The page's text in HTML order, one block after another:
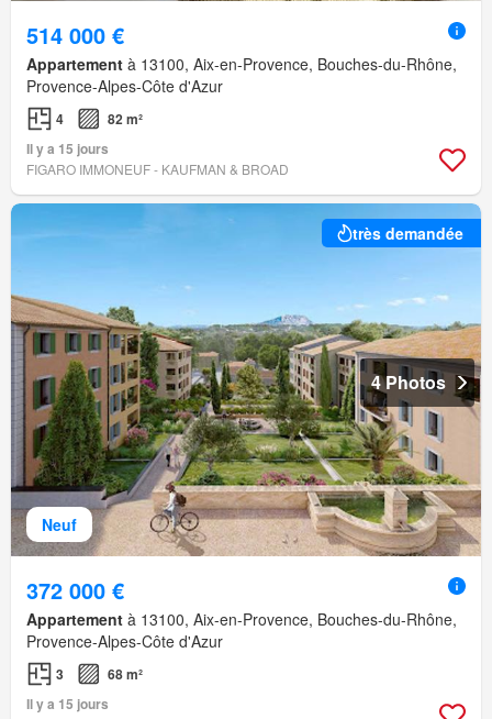
514 000 €
Appartement à 13100, Aix-en-Provence, Bouches-du-Rhône,
Provence-Alpes-Côte d'Azur
4
82 m²
Il y a 15 jours
FIGARO IMMONEUF - KAUFMAN & BROAD
Neuf
très demandée
4 Photos
372 000 €
Appartement à 13100, Aix-en-Provence, Bouches-du-Rhône,
Provence-Alpes-Côte d'Azur
3
68 m²
Il y a 15 jours